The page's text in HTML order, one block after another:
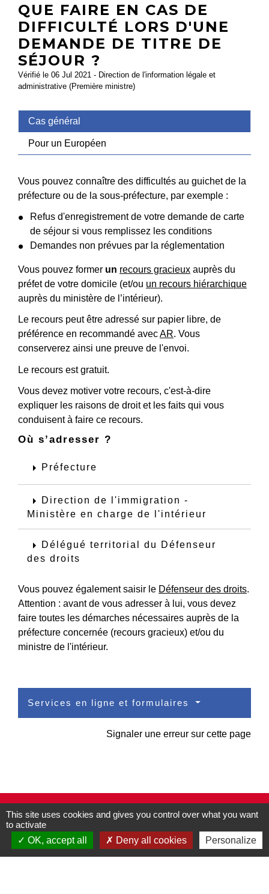
QUE FAIRE EN CAS DE
DIFFICULTÉ LORS D'UNE
DEMANDE DE TITRE DE
SÉJOUR ?
Vérifié le 06 Jul 2021 - Direction de l'information légale et
administrative (Première ministre)
Cas général
Pour un Européen
Vous pouvez connaître des difficultés au guichet de la
préfecture ou de la sous-préfecture, par exemple :
Refus d'enregistrement de votre demande de carte
de séjour si vous remplissez les conditions
Demandes non prévues par la réglementation
Vous pouvez former un recours gracieux auprès du
préfet de votre domicile (et/ou un recours hiérarchique
auprès du ministère de l’intérieur).
Le recours peut être adressé sur papier libre, de
préférence en recommandé avecAR. Vous
conserverez ainsi une preuve de l'envoi.
Le recours est gratuit.
Vous devez motiver votre recours, c'est-à-dire
expliquer les raisons de droit et les faits qui vous
conduisent à faire ce recours.
Où s’adresser ?
arrow_right Préfecture
arrow_right
Direction de l'immigration -
Ministère en charge de l'intérieur
arrow_right
Délégué territorial du Défenseur
des droits
Vous pouvez également saisir le Défenseur des droits.
Attention : avant de vous adresser à lui, vous devez
faire toutes les démarches nécessaires auprès de la
préfecture concernée (recours gracieux) et/ou du
ministre de l'intérieur.
Services en ligne et formulaires
Signaler une erreur sur cette page
Contacts
2 rue des Rossignols
27130 Pullay - FRANCE
This site uses cookies and gives you control over what you want
to activate
OK, accept all
Deny all cookies Personalize